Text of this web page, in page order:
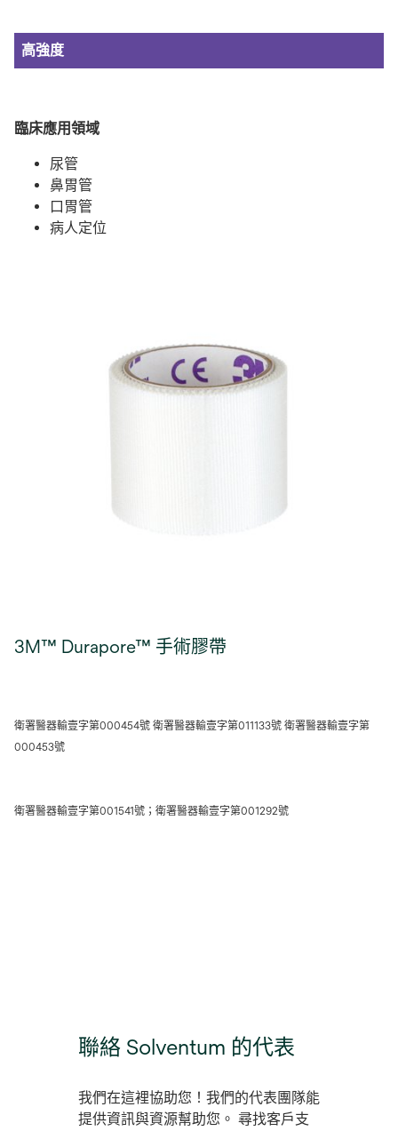
高強度
臨床應用領域
尿管
鼻胃管
口胃管
病人定位
3M™ Durapore™ 手術膠帶
衛署醫器輸壹字第000454號 衛署醫器輸壹字第011133號 衛署醫器輸壹字第
000453號
衛署醫器輸壹字第001541號；衛署醫器輸壹字第001292號
聯絡 Solventum 的代表
我們在這裡協助您！我們的代表團隊能
提供資訊與資源幫助您。 尋找客戶支